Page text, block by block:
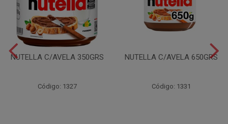
NUTELLA C/AVELA 350GRS
Código: 1327
NUTELLA C/AVELA 650GRS
Código: 1331